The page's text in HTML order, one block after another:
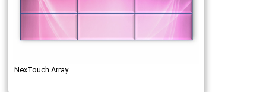
NexTouch Array